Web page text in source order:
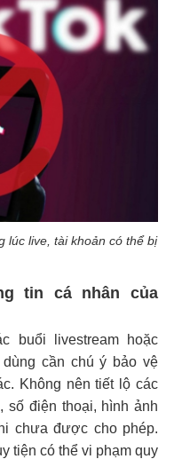
lúc live, tài khoản có thể bị
tin cá nhân của
buổi livestream hoặc
cần chú ý bảo vệ
Không nên tiết lộ các
số điện thoại, hình ảnh
chưa được cho phép.
tiện có thể vi phạm quy